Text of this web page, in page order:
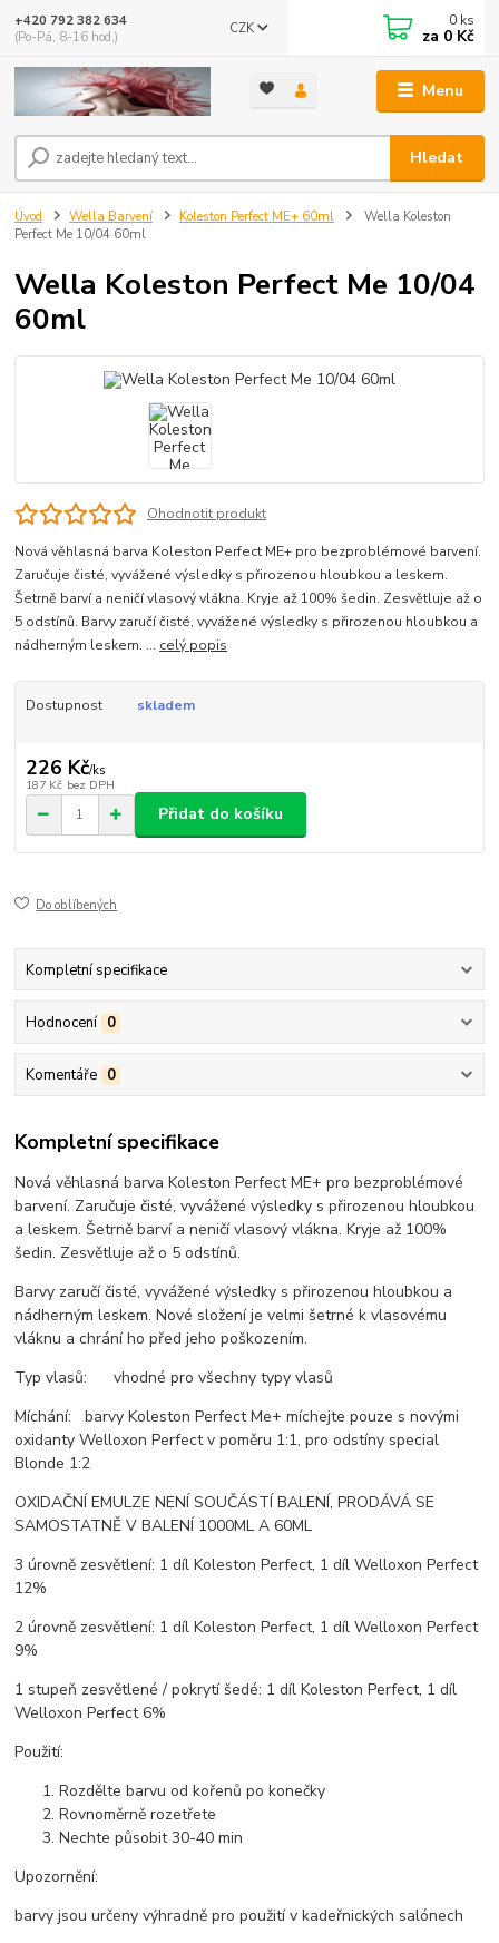
Menu
CZK
Hledat
+420 792 382 634
(Po-Pá, 8-16 hod.)
0 ks
za 0 Kč
Úvod Wella Barvení Koleston Perfect ME+ 60ml
Wella Koleston
Perfect Me 10/04 60ml
Wella Koleston Perfect Me 10/04
60ml
Ohodnotit produkt
Nová věhlasná barva Koleston Perfect ME+ pro bezproblémové barvení.
Zaručuje čisté, vyvážené výsledky s přirozenou hloubkou a leskem.
Šetrně barví a neničí vlasový vlákna. Kryje až 100% šedin. Zesvětluje až o
5 odstínů. Barvy zaručí čisté, vyvážené výsledky s přirozenou hloubkou a
nádherným leskem. ... celý popis
Dostupnost skladem
226 Kč/ks
187 Kč bez DPH
Přidat do košíku
Do oblíbených
Kompletní specifikace
Hodnocení 0
Komentáře 0
Kompletní specifikace
Nová věhlasná barva Koleston Perfect ME+ pro bezproblémové
barvení. Zaručuje čisté, vyvážené výsledky s přirozenou hloubkou
a leskem. Šetrně barví a neničí vlasový vlákna. Kryje až 100%
šedin. Zesvětluje až o 5 odstínů.
Barvy zaručí čisté, vyvážené výsledky s přirozenou hloubkou a
nádherným leskem. Nové složení je velmi šetrné k vlasovému
vláknu a chrání ho před jeho poškozením.
Typ vlasů: vhodné pro všechny typy vlasů
Míchání: barvy Koleston Perfect Me+ míchejte pouze s novými
oxidanty Welloxon Perfect v poměru 1:1, pro odstíny special
Blonde 1:2
OXIDAČNÍ EMULZE NENÍ SOUČÁSTÍ BALENÍ, PRODÁVÁ SE
SAMOSTATNĚ V BALENÍ 1000ML A 60ML
3 úrovně zesvětlení: 1 díl Koleston Perfect, 1 díl Welloxon Perfect
12%
2 úrovně zesvětlení: 1 díl Koleston Perfect, 1 díl Welloxon Perfect
9%
1 stupeň zesvětlené / pokrytí šedé: 1 díl Koleston Perfect, 1 díl
Welloxon Perfect 6%
Použití:
Rozdělte barvu od kořenů po konečky
Rovnoměrně rozetřete
Nechte působit 30-40 min
Upozornění:
barvy jsou určeny výhradně pro použití v kadeřnických salónech